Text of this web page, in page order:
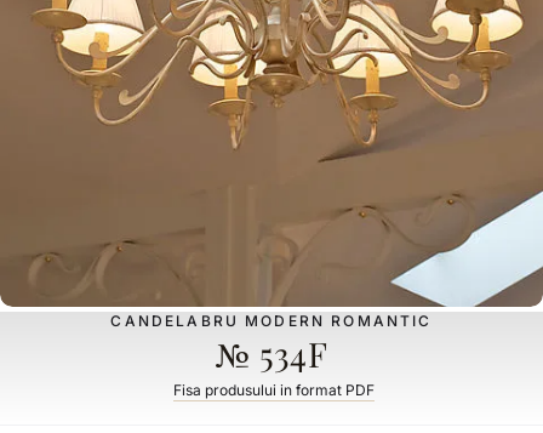
CANDELABRU MODERN ROMANTIC
№ 534F
Fisa produsului in format PDF